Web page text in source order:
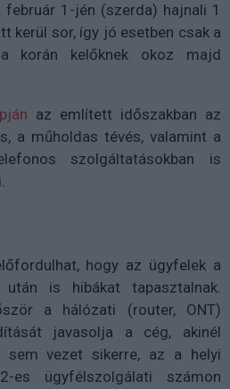
február 1-jén (szerda) hajnali 1
kerül sor, így jó esetben csak a
korán kelőknek okoz majd
az említett időszakban az
a műholdas tévés, valamint a
szolgáltatásokban is
hogy az ügyfelek a
után is hibákat tapasztalnak.
a hálózati (router, ONT)
javasolja a cég, akinél
vezet sikerre, az a helyi
es ügyfélszolgálati számon